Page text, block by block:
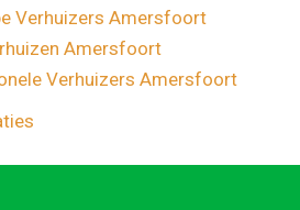
Verhuizers Amersfoort
Amersfoort
Verhuizers Amersfoort